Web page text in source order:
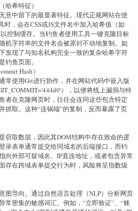
哈希特征）
意中留下的最显著特征。现代正规网站在使
时，会在CSS或JS文件名中加入哈希值（如
以控制缓存。当钓鱼者使用工具一键克隆目标
机字符串的文件名会被原封不动地复制。如
发现了与知名机构完全一致的复杂哈希字符
钓鱼页面。
Hash）
常使用Git进行协作，并在网站代码中嵌入版
），以便将线上漏洞与特
者在克隆网页时，往往会连同这些包含特定
抓取。这种“连锅端”的复制，反而暴露了页
窃取数据，因此其DOM结构中存在致命的逻
录表单通常提交给同域名的后端接口，而钓
向外部可疑域名、IP直连地址，或者包含异常
存在跨域表单提交行为时，风险将呈指数级
图导向。通过自然语言处理（NLP）分析网页
常密集的敏感词汇。例如，“立即验证”、“账